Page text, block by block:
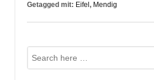
Getagged mit: Eifel , Mendig
Suche
nach: